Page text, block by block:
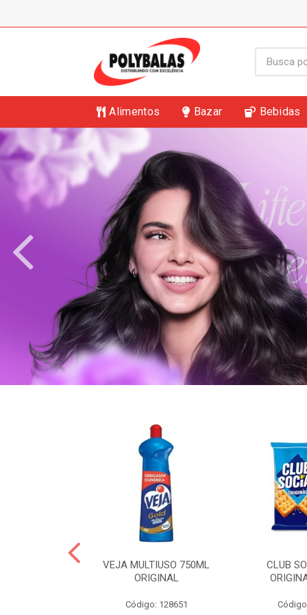
Alimentos Bazar Bebidas
VEJA MULTIUSO 750ML
ORIGINAL
Código: 128651
CLUB